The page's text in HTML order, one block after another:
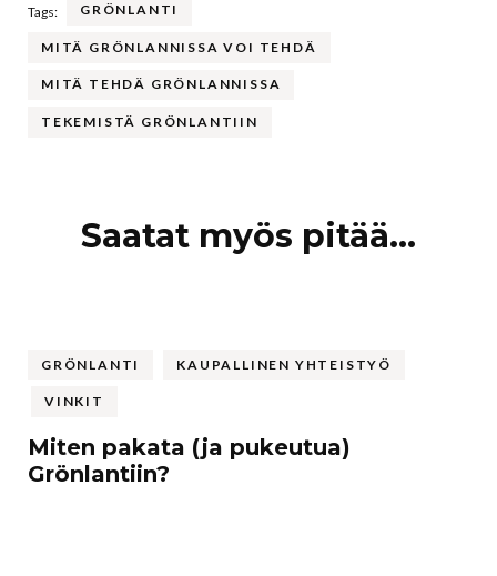
Tags: GRÖNLANTI
MITÄ GRÖNLANNISSA VOI TEHDÄ
MITÄ TEHDÄ GRÖNLANNISSA
TEKEMISTÄ GRÖNLANTIIN
Artikkelien
Saatat myös pitää...
GRÖNLANTI KAUPALLINEN YHTEISTYÖ
VINKIT
Miten pakata (ja pukeutua)
Grönlantiin?